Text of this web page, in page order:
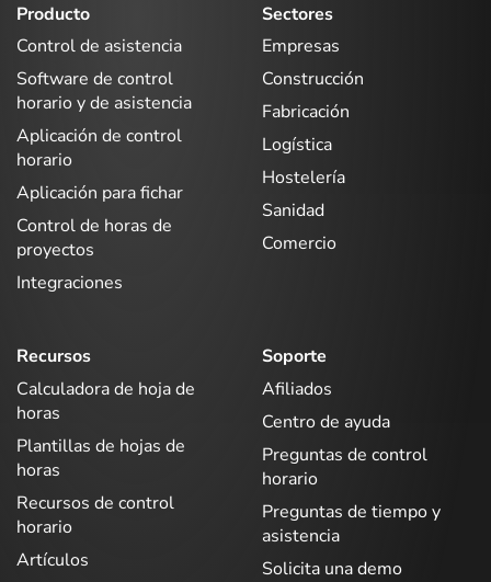
Producto
Control de asistencia
Software de control
horario y de asistencia
Aplicación de control
horario
Aplicación para fichar
Control de horas de
proyectos
Integraciones
Sectores
Empresas
Construcción
Fabricación
Logística
Hostelería
Sanidad
Comercio
Recursos
Calculadora de hoja de
horas
Plantillas de hojas de
horas
Recursos de control
horario
Artículos
Soporte
Afiliados
Centro de ayuda
Preguntas de control
horario
Preguntas de tiempo y
asistencia
Solicita una demo